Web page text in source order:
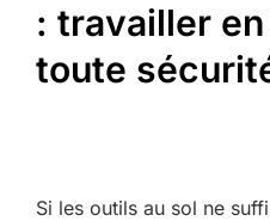
: travailler
toute
Si les outils au sol ne